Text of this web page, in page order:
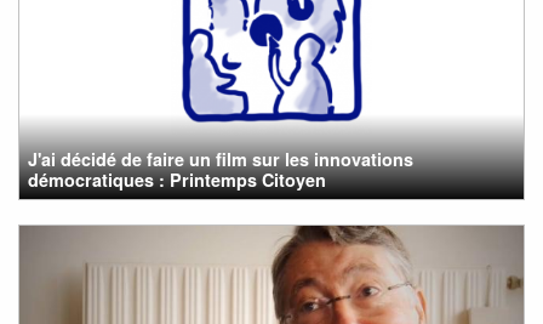
J'ai décidé de faire un film sur les innovations
démocratiques : Printemps Citoyen